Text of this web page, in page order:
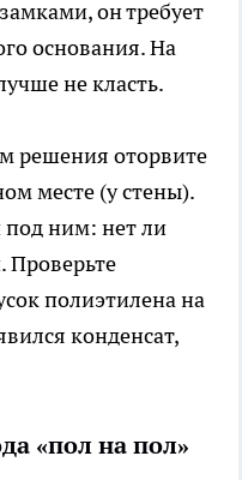
он требует
основания. На
не класть.
решения оторвите
месте (у стены).
под ним: нет ли
Проверьте
полиэтилена на
конденсат,
«пол на пол»